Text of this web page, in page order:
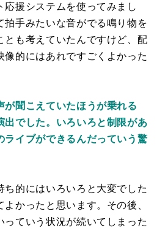
応援システムを使ってみまし
拍手みたいな音がでる鳴り物を
とも考えていたんですけど、配
像的にはあれですごくよかった
聞こえていたほうが乗れる
出でした。いろいろと制限があ
ライブができるんだっていう驚
ち的にはいろいろと大変でした
かったと思います。その後、
っていう状況が続いてしまった